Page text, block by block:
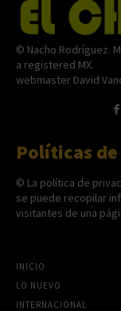
© Nacho Rodríguez.
a registered MX.
webmaster David
Políticas
© La política de
se puede recopilar
visitantes de una
INICIO
LO NUEVO
INTERNACIONAL